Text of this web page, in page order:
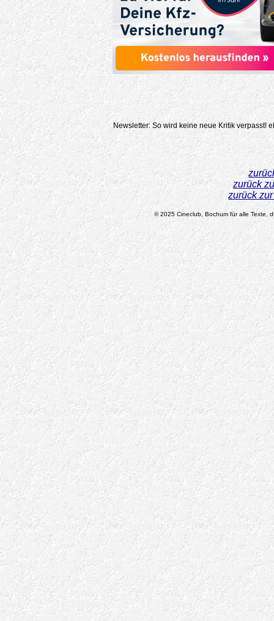
Newsletter: So wird keine neue Kritik verpasst!
zurück
zurück
© 2025 Cineclub, Bochum für alle Texte,